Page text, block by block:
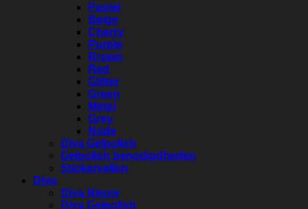
Pastel
Beige
Cherry
Purple
Brown
Red
Glitter
Green
Metal
Grey
Nude
Diva Gelpolish
Gelpolish benodigdheden
Stickervellen
Diva
Diva Nieuw
Diva Gelpolish